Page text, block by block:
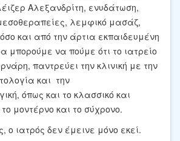
Αλεξανδρίτη, ενυδάτωση,
λεμφικό μασάζ,
και από την άρτια εκπαιδευμένη
μπορούμε να πούμε ότι το ιατρείο
παντρεύει την κλινική με την
και την
όπως και το κλασσικό και
μοντέρνο και το σύχρονο.
ο ιατρός δεν έμεινε μόνο εκεί.